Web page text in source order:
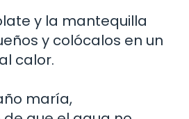
y la mantequilla
y colócalos en un
calor.
maría,